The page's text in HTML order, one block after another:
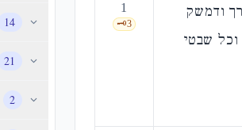
14
21
2
1
🗝️3
ודמשק
וכל שבטי